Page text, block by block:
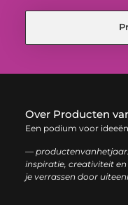
Over Producten
Een podium voor
—
inspiratie, creativiteit
je verrassen door